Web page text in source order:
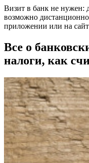
Визит в банк не нужен:
возможно
приложении или на
Все о
налоги, как